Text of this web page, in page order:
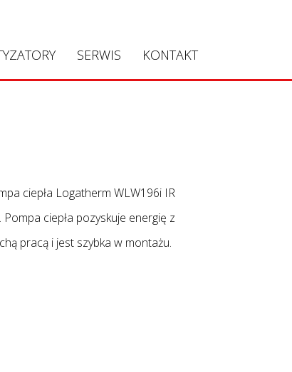
SERWIS KONTAKT
ciepła Logatherm WLW196i IR
ciepła pozyskuje energię z
pracą i jest szybka w montażu.